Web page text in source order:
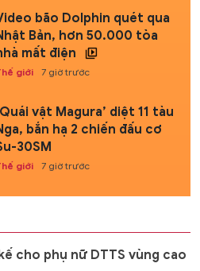
bão Dolphin quét qua
Bản, hơn 50.000 tòa
mất điện
giới 7 giờ trước
vật Magura’ diệt 11 tàu
bắn hạ 2 chiến đấu cơ
30SM
giới 7 giờ trước
cho phụ nữ DTTS vùng cao